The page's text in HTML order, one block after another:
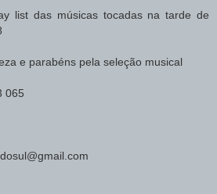
list das músicas tocadas na tarde de
e parabéns pela seleção musical
065